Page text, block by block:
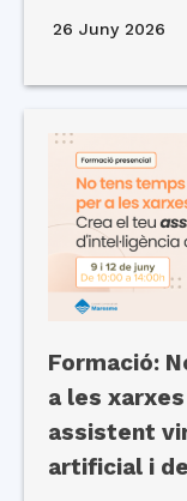
26 Juny 2026
Formació:
a les
assistent
artificial i